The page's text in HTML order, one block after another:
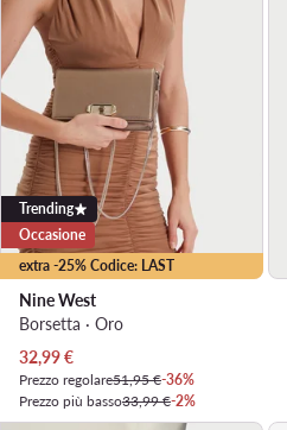
extra -25% Codice: LAST
Trending
Occasione
Nine West
Borsetta · Oro
Prezzo attuale
32,99€
Prezzo regolare51,95 €-36%
Prezzo più basso33,99 €-2%